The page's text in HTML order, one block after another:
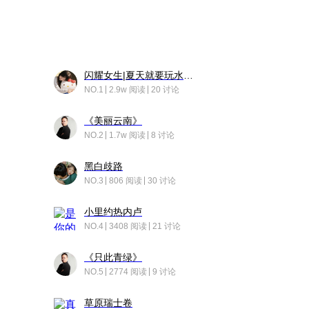
NO.1 2.9w 阅读 20 讨论
《美丽云南》
NO.2 1.7w 阅读 8 讨论
黑白歧路
NO.3 806 阅读 30 讨论
小里约热内卢
NO.4 3408 阅读 21 讨论
《只此青绿》
NO.5 2774 阅读 9 讨论
草原瑞士卷